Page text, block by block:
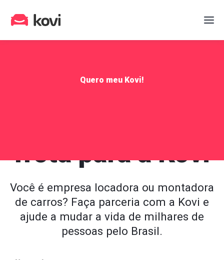
Quero meu Kovi!
frota para a Kovi
Você é empresa locadora ou montadora
de carros? Faça parceria com a Kovi e
ajude a mudar a vida de milhares de
pessoas pelo Brasil.